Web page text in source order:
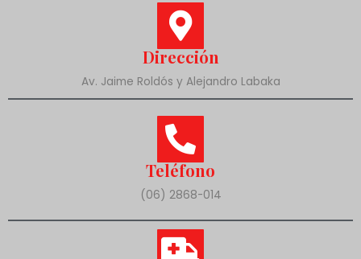
Dirección
Av. Jaime Roldós y Alejandro Labaka
Teléfono
(06) 2868-014